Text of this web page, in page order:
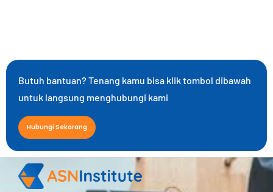
Butuh bantuan? Tenang kamu bisa klik tombol dibawah
untuk langsung menghubungi kami
Hubungi Sekarang